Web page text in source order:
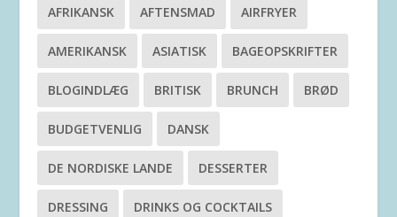
AFRIKANSK AFTENSMAD AIRFRYER
AMERIKANSK ASIATISK BAGEOPSKRIFTER
BLOGINDLÆG BRITISK BRUNCH BRØD
BUDGETVENLIG DANSK
DE NORDISKE LANDE DESSERTER
DRESSING DRINKS OG COCKTAILS